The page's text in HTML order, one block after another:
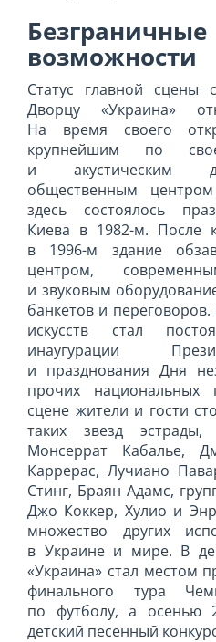
Безграничные
возможности
Статус главной сцены
Дворцу «Украина»
На время своего
крупнейшим по
и акустическим
общественным
здесь состоялось
Киева в 1982-м. После
в 1996-м здание
центром,
и звуковым
банкетов и
искусств стал
инаугурации
и празднования Дня
прочих национальных
сцене жители и гости
таких звезд
Монсеррат Кабалье,
Каррерас, Лучиано
Стинг, Браян Адамс,
Джо Коккер, Хулио и
множество других
в Украине и мире. В
«Украина» стал местом
финального тура
по футболу, а осенью
детский песенный